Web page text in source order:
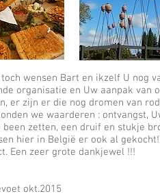
wensen Bart en ikzelf U nog
organisatie en Uw aanpak van
er zijn er die nog dromen van
we waarderen : ontvangst,
zetten, een druif en stukje
hier in België er ook al
Een zeer grote dankjewel !!!
okt.2015